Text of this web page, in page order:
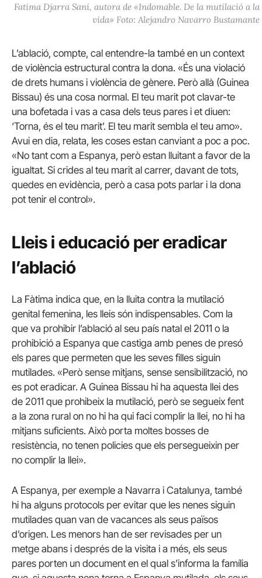
Fatima Djarra Sani, autora de «Indomable. De la mutilació a la
vida» Foto: Alejandro Navarro Bustamante
L’ablació, compte, cal entendre-la també en un context
de violència estructural contra la dona. «És una violació
de drets humans i violència de gènere. Però allà (Guinea
Bissau) és una cosa normal. El teu marit pot clavar-te
una bofetada i vas a casa dels teus pares i et diuen:
‘Torna, és el teu marit’. El teu marit sembla el teu amo».
Avui en dia, relata, les coses estan canviant a poc a poc.
«No tant com a Espanya, però estan lluitant a favor de la
igualtat. Si crides al teu marit al carrer, davant de tots,
quedes en evidència, però a casa pots parlar i la dona
pot tenir el control».
Lleis i educació per eradicar
l’ablació
La Fàtima indica que, en la lluita contra la mutilació
genital femenina, les lleis són indispensables. Com la
que va prohibir l’ablació al seu país natal el 2011 o la
prohibició a Espanya que castiga amb penes de presó
els pares que permeten que les seves filles siguin
mutilades. «Però sense mitjans, sense sensibilització, no
es pot eradicar. A Guinea Bissau hi ha aquesta llei des
de 2011 que prohibeix la mutilació, però se segueix fent
a la zona rural on no hi ha qui faci complir la llei, no hi ha
mitjans suficients. Això porta moltes bosses de
resistència, no tenen policies que els persegueixin per
no complir la llei».
A Espanya, per exemple a Navarra i Catalunya, també
hi ha alguns protocols per evitar que les nenes siguin
mutilades quan van de vacances als seus països
d’origen. Les menors han de ser revisades per un
metge abans i després de la visita i a més, els seus
pares porten un document en el qual s’informa la família